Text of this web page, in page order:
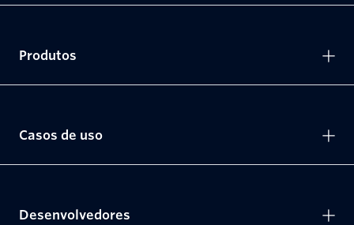
Produtos
Casos de uso
Desenvolvedores